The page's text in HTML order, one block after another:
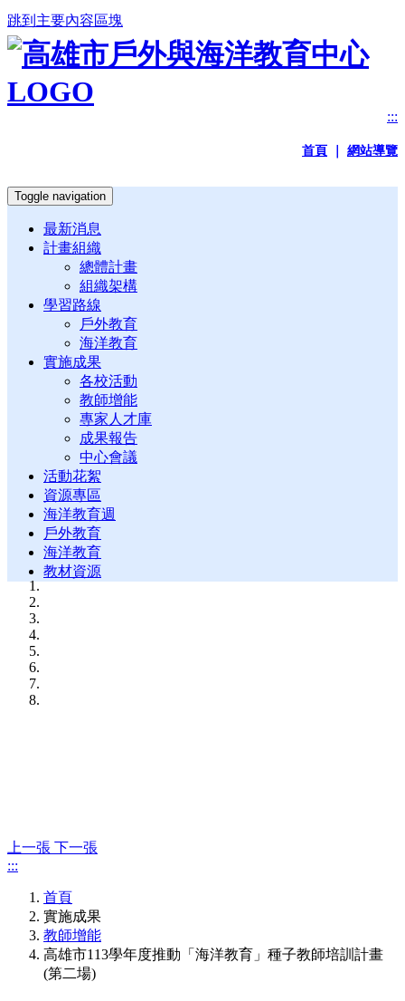
跳到主要內容區塊
:::
首頁 網站導覽
Toggle navigation
最新消息
計畫組織
總體計畫
組織架構
學習路線
戶外教育
海洋教育
實施成果
各校活動
教師增能
專家人才庫
成果報告
中心會議
活動花絮
資源專區
海洋教育週
戶外教育
海洋教育
教材資源
上一張 下一張
:::
首頁
實施成果
教師增能
高雄市113學年度推動「海洋教育」種子教師培訓計畫
(第二場)